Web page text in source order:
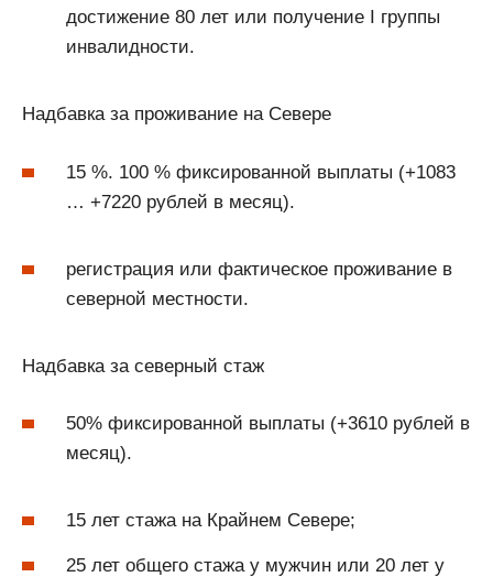
достижение 80 лет или получение I группы
инвалидности.
Надбавка за проживание на Севере
15 %. 100 % фиксированной выплаты (+1083
… +7220 рублей в месяц).
регистрация или фактическое проживание в
северной местности.
Надбавка за северный стаж
50% фиксированной выплаты (+3610 рублей в
месяц).
15 лет стажа на Крайнем Севере;
25 лет общего стажа у мужчин или 20 лет у